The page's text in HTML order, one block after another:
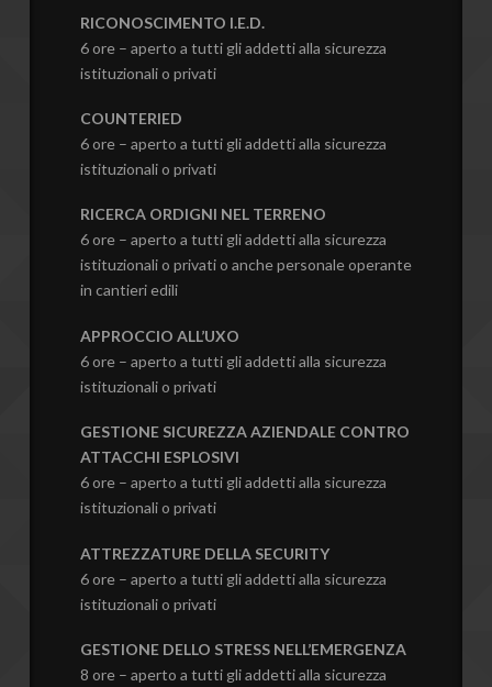
RICONOSCIMENTO I.E.D.
6 ore – aperto a tutti gli addetti alla sicurezza
istituzionali o privati
COUNTERIED
6 ore – aperto a tutti gli addetti alla sicurezza
istituzionali o privati
RICERCA ORDIGNI NEL TERRENO
6 ore – aperto a tutti gli addetti alla sicurezza
istituzionali o privati o anche personale operante
in cantieri edili
APPROCCIO ALL’UXO
6 ore – aperto a tutti gli addetti alla sicurezza
istituzionali o privati
GESTIONE SICUREZZA AZIENDALE CONTRO
ATTACCHI ESPLOSIVI
6 ore – aperto a tutti gli addetti alla sicurezza
istituzionali o privati
ATTREZZATURE DELLA SECURITY
6 ore – aperto a tutti gli addetti alla sicurezza
istituzionali o privati
GESTIONE DELLO STRESS NELL’EMERGENZA
8 ore – aperto a tutti gli addetti alla sicurezza